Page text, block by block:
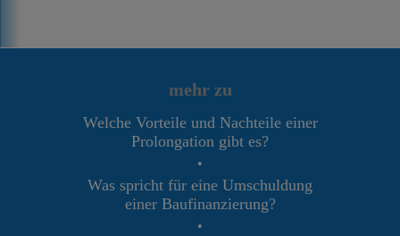
mehr zu
Welche Vorteile und Nachteile einer
Prolongation gibt es?
•
Was spricht für eine Umschuldung
einer Baufinanzierung?
•